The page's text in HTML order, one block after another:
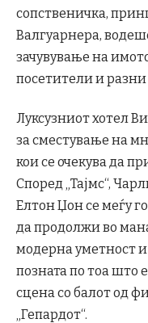
сопственичка,
Валгуарнера,
зачувување на
посетители и
Луксузниот хотел
за сместување на
кои се очекува да
Според „Тајмс“,
Елтон Џон се меѓу
да продолжи во
модерна уметност и
позната по тоа што
сцена со балот од
„Гепардот“.